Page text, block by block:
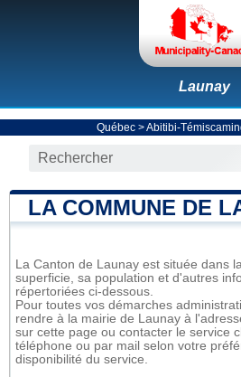
Launay
Québec >Abitibi-
LA COMMUNE DE
La Canton de Launay est située dans
superficie, sa population et d'autres
répertoriées ci-dessous.
Pour toutes vos démarches
rendre à la mairie de Launay à
sur cette page ou contacter le service
téléphone ou par mail selon votre
disponibilité du service.